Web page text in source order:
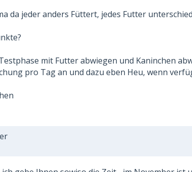
da jeder anders Füttert, jedes Futter
mit Futter abwiegen und Kaninchen
pro Tag an und dazu eben Heu, wenn